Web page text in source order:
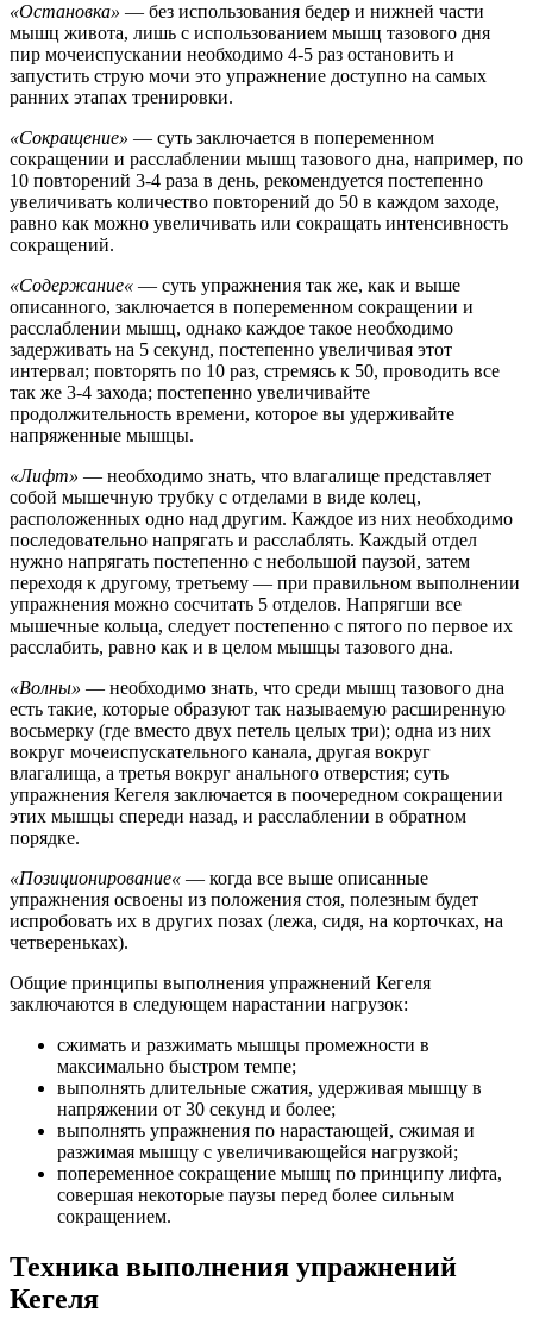
«Остановка» — без использования бедер и нижней части
мышц живота, лишь с использованием мышц тазового дня
пир мочеиспускании необходимо 4-5 раз остановить и
запустить струю мочи это упражнение доступно на самых
ранних этапах тренировки.
«Сокращение» — суть заключается в попеременном
сокращении и расслаблении мышц тазового дна, например, по
10 повторений 3-4 раза в день, рекомендуется постепенно
увеличивать количество повторений до 50 в каждом заходе,
равно как можно увеличивать или сокращать интенсивность
сокращений.
«Содержание« — суть упражнения так же, как и выше
описанного, заключается в попеременном сокращении и
расслаблении мышц, однако каждое такое необходимо
задерживать на 5 секунд, постепенно увеличивая этот
интервал; повторять по 10 раз, стремясь к 50, проводить все
так же 3-4 захода; постепенно увеличивайте
продолжительность времени, которое вы удерживайте
напряженные мышцы.
«Лифт» — необходимо знать, что влагалище представляет
собой мышечную трубку с отделами в виде колец,
расположенных одно над другим. Каждое из них необходимо
последовательно напрягать и расслаблять. Каждый отдел
нужно напрягать постепенно с небольшой паузой, затем
переходя к другому, третьему — при правильном выполнении
упражнения можно сосчитать 5 отделов. Напрягши все
мышечные кольца, следует постепенно с пятого по первое их
расслабить, равно как и в целом мышцы тазового дна.
«Волны» — необходимо знать, что среди мышц тазового дна
есть такие, которые образуют так называемую расширенную
восьмерку (где вместо двух петель целых три); одна из них
вокруг мочеиспускательного канала, другая вокруг
влагалища, а третья вокруг анального отверстия; суть
упражнения Кегеля заключается в поочередном сокращении
этих мышцы спереди назад, и расслаблении в обратном
порядке.
«Позиционирование« — когда все выше описанные
упражнения освоены из положения стоя, полезным будет
испробовать их в других позах (лежа, сидя, на корточках, на
четвереньках).
Общие принципы выполнения упражнений Кегеля
заключаются в следующем нарастании нагрузок:
сжимать и разжимать мышцы промежности в
максимально быстром темпе;
выполнять длительные сжатия, удерживая мышцу в
напряжении от 30 секунд и более;
выполнять упражнения по нарастающей, сжимая и
разжимая мышцу с увеличивающейся нагрузкой;
попеременное сокращение мышц по принципу лифта,
совершая некоторые паузы перед более сильным
сокращением.
Техника выполнения упражнений
Кегеля